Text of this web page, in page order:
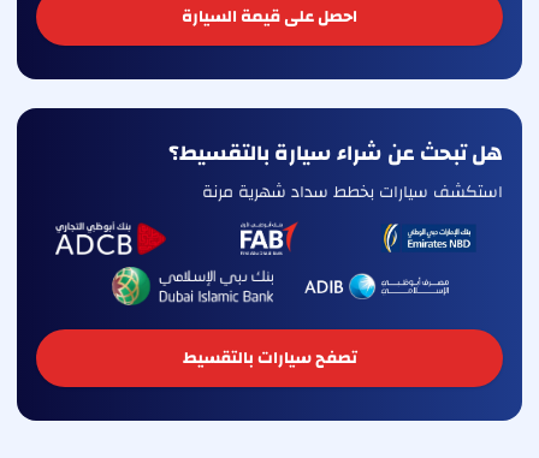
احصل على قيمة السيارة
هل تبحث عن شراء سيارة بالتقسيط؟
استكشف سيارات بخطط سداد شهرية مرنة
تصفح سيارات بالتقسيط